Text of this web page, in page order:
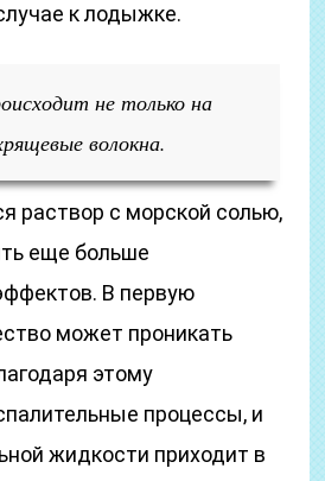
к лодыжке.
не только на
волокна.
раствор с морской солью,
еще больше
В первую
может проникать
этому
процессы, и
жидкости приходит в